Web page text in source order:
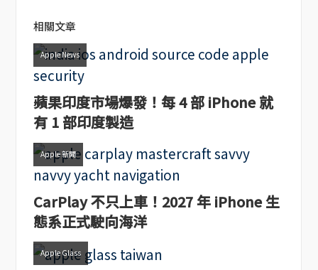
相關文章
Apple News
蘋果印度市場爆發！每 4 部 iPhone 就
有 1 部印度製造
Apple 新聞
CarPlay 不只上車！2027 年 iPhone 生
態系正式駛向海洋
Apple Glass